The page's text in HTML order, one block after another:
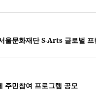
울문화재단 S-Arts 글로벌 프
주민참여 프로그램 공모